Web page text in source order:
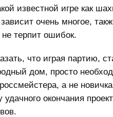
известной игре как
очень многое,
терпит ошибок.
что играя партию,
дом, просто
а не
окончания